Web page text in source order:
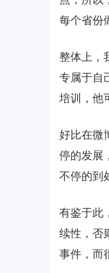
每个省份
整体上，
专属于自
培训，他
好比在微
停的发展
不停的到
有鉴于此
续性，否
事件，而